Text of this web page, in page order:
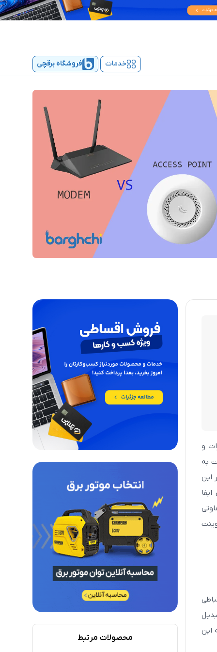
خدمات فروشگاه برقچی
و
به
این
این
محصولات مرتبط